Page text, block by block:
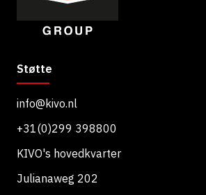
Støtte
info@kivo.nl
+31(0)299 398800
KIVO's hovedkvarter
Julianaweg 202